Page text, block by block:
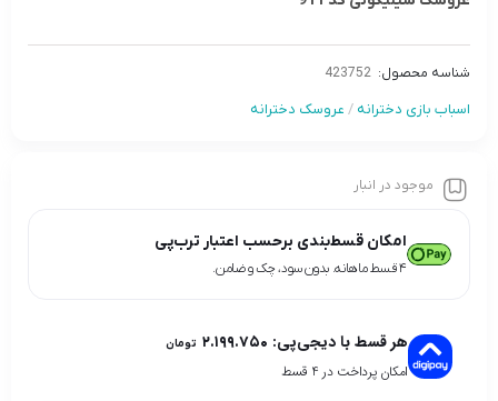
شناسه محصول: 423752
اسباب بازی دخترانه / عروسک دخترانه
موجود در انبار
امکان قسط‌بندی برحسب اعتبار ترب‌پی
۴ قسط ماهانه. بدون سود، چک و ضامن.
هر قسط با دیجی‌پی: ۲.۱۹۹.۷۵۰ تومان
امکان پرداخت در 4 قسط